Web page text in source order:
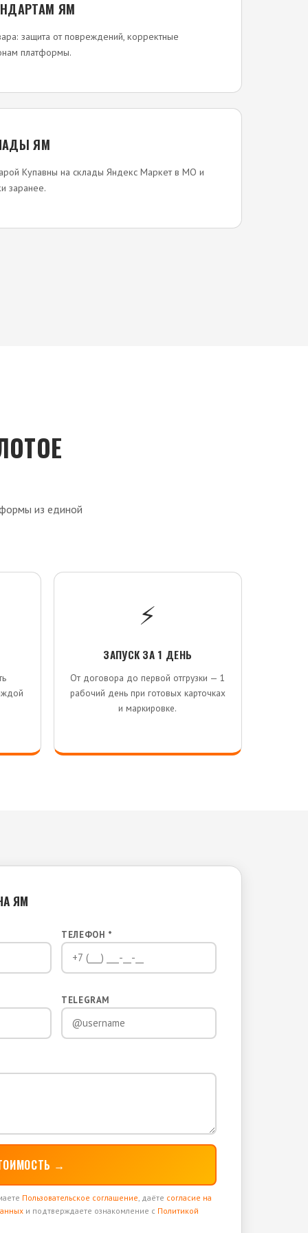
ЯМ
защита от повреждений, корректные
платформы.
ЯМ
Купавны на склады Яндекс Маркет в МО и
заранее.
из единой
⚡
ЗАПУСК ЗА 1 ДЕНЬ
От договора до первой отгрузки — 1
рабочий день при готовых карточках
и маркировке.
ЯМ
ТЕЛЕФОН *
TELEGRAM
→
Пользовательское соглашение , даёте согласие на
и подтверждаете ознакомление с Политикой